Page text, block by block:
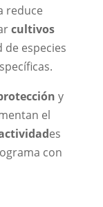
reduce
cultivos
especies
y
el
es
con